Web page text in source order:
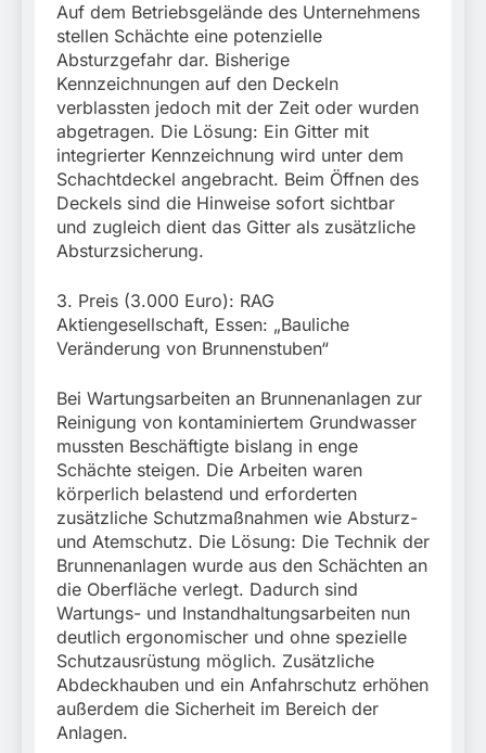
Auf dem Betriebsgelände des Unternehmens
stellen Schächte eine potenzielle
Absturzgefahr dar. Bisherige
Kennzeichnungen auf den Deckeln
verblassten jedoch mit der Zeit oder wurden
abgetragen. Die Lösung: Ein Gitter mit
integrierter Kennzeichnung wird unter dem
Schachtdeckel angebracht. Beim Öffnen des
Deckels sind die Hinweise sofort sichtbar
und zugleich dient das Gitter als zusätzliche
Absturzsicherung.
3. Preis (3.000 Euro): RAG
Aktiengesellschaft, Essen: „Bauliche
Veränderung von Brunnenstuben“
Bei Wartungsarbeiten an Brunnenanlagen zur
Reinigung von kontaminiertem Grundwasser
mussten Beschäftigte bislang in enge
Schächte steigen. Die Arbeiten waren
körperlich belastend und erforderten
zusätzliche Schutzmaßnahmen wie Absturz-
und Atemschutz. Die Lösung: Die Technik der
Brunnenanlagen wurde aus den Schächten an
die Oberfläche verlegt. Dadurch sind
Wartungs- und Instandhaltungsarbeiten nun
deutlich ergonomischer und ohne spezielle
Schutzausrüstung möglich. Zusätzliche
Abdeckhauben und ein Anfahrschutz erhöhen
außerdem die Sicherheit im Bereich der
Anlagen.